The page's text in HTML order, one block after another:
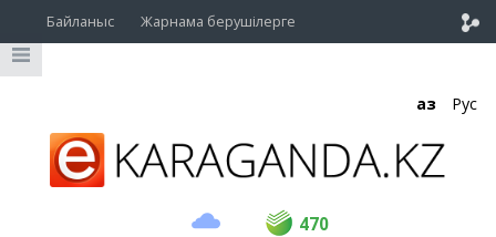
Байланыс Жарнама берушілерге
Қаз Рус
470
USD 469 470